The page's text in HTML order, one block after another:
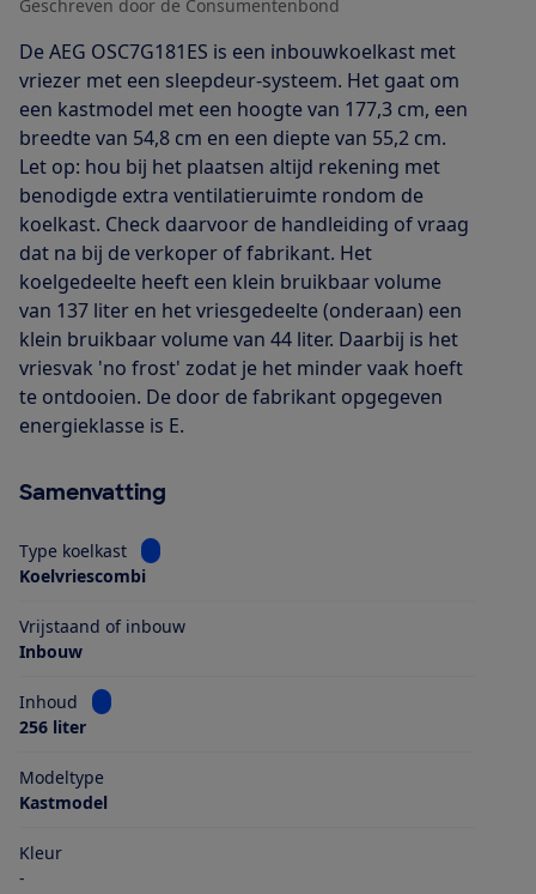
Geschreven door de Consumentenbond
De AEG OSC7G181ES is een inbouwkoelkast met
vriezer met een sleepdeur-systeem. Het gaat om
een kastmodel met een hoogte van 177,3 cm, een
breedte van 54,8 cm en een diepte van 55,2 cm.
Let op: hou bij het plaatsen altijd rekening met
benodigde extra ventilatieruimte rondom de
koelkast. Check daarvoor de handleiding of vraag
dat na bij de verkoper of fabrikant. Het
koelgedeelte heeft een klein bruikbaar volume
van 137 liter en het vriesgedeelte (onderaan) een
klein bruikbaar volume van 44 liter. Daarbij is het
vriesvak 'no frost' zodat je het minder vaak hoeft
te ontdooien. De door de fabrikant opgegeven
energieklasse is E.
Samenvatting
Type koelkast
Bekijk informatie voor Type koelkast
Koelvriescombi
Vrijstaand of inbouw
Inbouw
Inhoud
Bekijk informatie voor Inhoud
256 liter
Modeltype
Kastmodel
Kleur
-